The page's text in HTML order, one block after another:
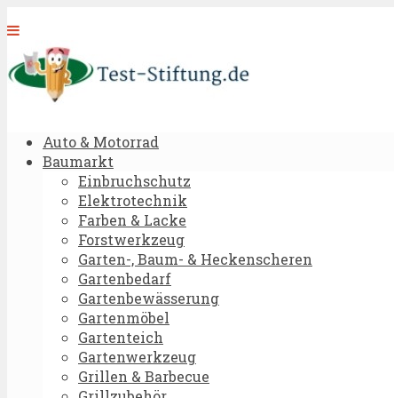
Auto & Motorrad
Baumarkt
Einbruchschutz
Elektrotechnik
Farben & Lacke
Forstwerkzeug
Garten-, Baum- & Heckenscheren
Gartenbedarf
Gartenbewässerung
Gartenmöbel
Gartenteich
Gartenwerkzeug
Grillen & Barbecue